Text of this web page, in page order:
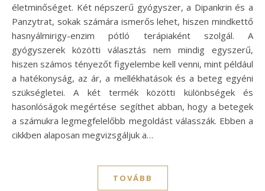
életminőséget. Két népszerű gyógyszer, a Dipankrin és a
Panzytrat, sokak számára ismerős lehet, hiszen mindkettő
hasnyálmirigy-enzim pótló terápiaként szolgál. A
gyógyszerek közötti választás nem mindig egyszerű,
hiszen számos tényezőt figyelembe kell venni, mint például
a hatékonyság, az ár, a mellékhatások és a beteg egyéni
szükségletei. A két termék közötti különbségek és
hasonlóságok megértése segíthet abban, hogy a betegek
a számukra legmegfelelőbb megoldást válasszák. Ebben a
cikkben alaposan megvizsgáljuk a…
TOVÁBB